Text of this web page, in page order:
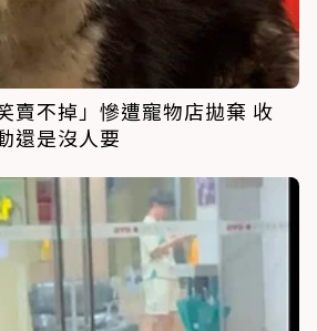
賣不掉」慘遭寵物店拋棄 收
還是沒人要